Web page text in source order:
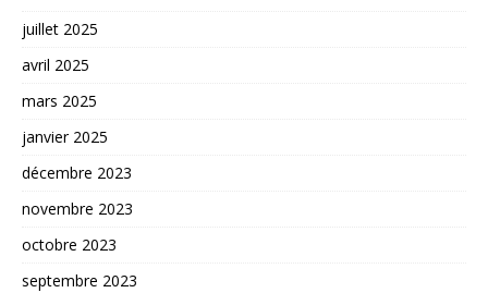
juillet 2025
avril 2025
mars 2025
janvier 2025
décembre 2023
novembre 2023
octobre 2023
septembre 2023